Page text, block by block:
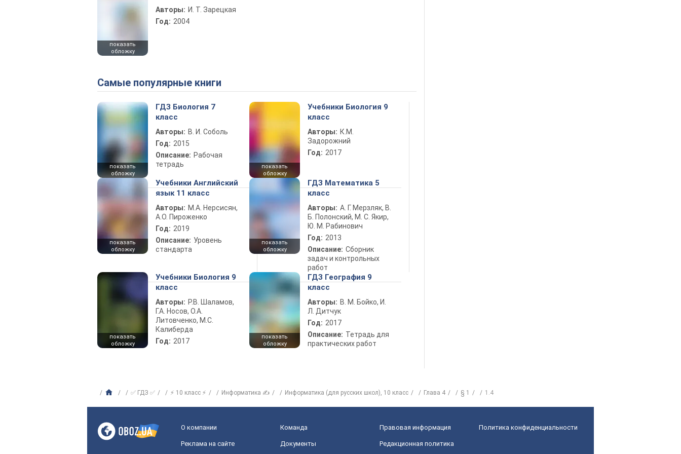
показать
обложку
Авторы: И. Т. Зарецкая
Год: 2004
Самые популярные книги
показать
обложку
ГДЗ Биология 7
класс
Авторы: В. И. Соболь
Год: 2015
Описание: Рабочая
тетрадь
показать
обложку
Учебники Биология 9
класс
Авторы: К.М.
Задорожний
Год: 2017
показать
обложку
Учебники Английский
язык 11 класс
Авторы: М.А. Нерсисян,
А.О. Пироженко
Год: 2019
Описание: Уровень
стандарта
показать
обложку
ГДЗ Математика 5
класс
Авторы: А. Г. Мерзляк, В.
Б. Полонский, М. С. Якир,
Ю. М. Рабинович
Год: 2013
Описание: Сборник
задач и контрольных
работ
показать
обложку
Учебники Биология 9
класс
Авторы: Р.В. Шаламов,
Г.А. Носов, О.А.
Литовченко, М.С.
Калиберда
Год: 2017
показать
обложку
ГДЗ География 9
класс
Авторы: В. М. Бойко, И.
Л. Дитчук
Год: 2017
Описание: Тетрадь для
практических работ
✅ ГДЗ ✅ ⚡ 10 класс ⚡ Информатика ✍ Информатика (для русских школ), 10 класс Глава 4 § 1 1.4
О компании Команда Правовая информация Политика конфиденциальности
Реклама на сайте Документы Редакционная политика